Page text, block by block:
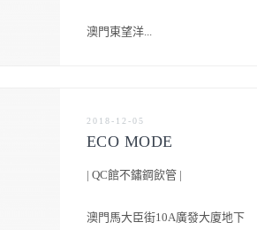
澳門東望洋...
2018-12-05
ECO MODE
| QC館不鏽鋼飲管 |
澳門馬大臣街10A廣發大廈地下